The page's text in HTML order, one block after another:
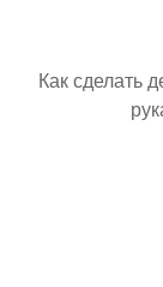
Как сделать